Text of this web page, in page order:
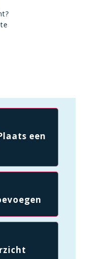
een